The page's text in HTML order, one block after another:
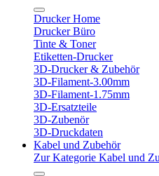
Drucker Home
Drucker Büro
Tinte & Toner
Etiketten-Drucker
3D-Drucker & Zubehör
3D-Filament-3.00mm
3D-Filament-1.75mm
3D-Ersatzteile
3D-Zubenör
3D-Druckdaten
Kabel und Zubehör
Zur Kategorie Kabel und